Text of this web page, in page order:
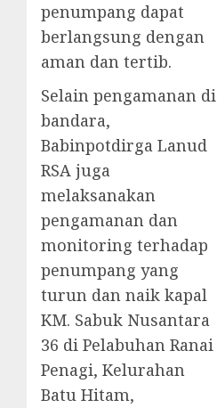
penumpang dapat
berlangsung dengan
aman dan tertib.
Selain pengamanan di
bandara,
Babinpotdirga Lanud
RSA juga
melaksanakan
pengamanan dan
monitoring terhadap
penumpang yang
turun dan naik kapal
KM. Sabuk Nusantara
36 di Pelabuhan Ranai
Penagi, Kelurahan
Batu Hitam,